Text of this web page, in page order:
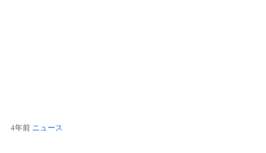
4年前 ニュース